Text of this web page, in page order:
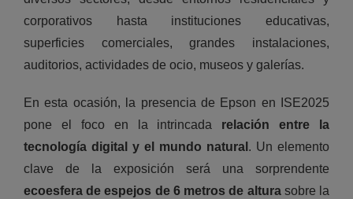
corporativos hasta instituciones educativas,
superficies comerciales, grandes instalaciones,
auditorios, actividades de ocio, museos y galerías.
En esta ocasión, la presencia de Epson en ISE2025
pone el foco en la intrincada relación entre la
tecnología digital y el mundo natural . Un elemento
clave de la exposición será una sorprendente
ecoesfera de espejos de 6 metros de alturasobre la